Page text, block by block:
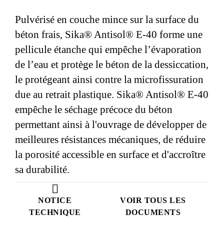
NOTICE
TECHNIQUE
VOIR TOUS LES
DOCUMENTS
Pulvérisé en couche mince sur la surface du
béton frais, Sika® Antisol® E-40 forme une
pellicule étanche qui empêche l’évaporation
de l’eau et protège le béton de la dessiccation,
le protégeant ainsi contre la microfissuration
due au retrait plastique. Sika® Antisol® E-40
empêche le séchage précoce du béton
permettant ainsi à l'ouvrage de développer de
meilleures résistances mécaniques, de réduire
la porosité accessible en surface et d'accroître
sa durabilité.